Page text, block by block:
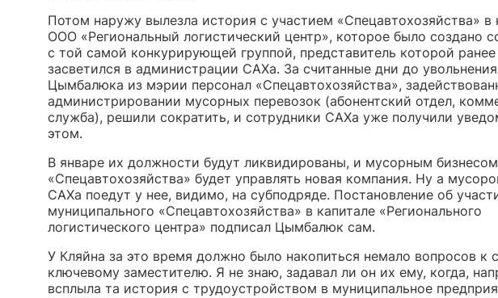
Потом наружу вылезла история с участием «Спецавтохозяйства» в
ООО «Региональный логистический центр», которое было создано
с той самой конкурирующей группой, представитель которой ранее
засветился в администрации САХа. За считанные дни до увольнения
Цымбалюка из мэрии персонал «Спецавтохозяйства»,
администрировании мусорных перевозок (абонентский отдел,
служба), решили сократить, и сотрудники САХа уже получили
этом.
В январе их должности будут ликвидированы, и мусорным бизнесом
«Спецавтохозяйства» будет управлять новая компания. Ну а
САХа поедут у нее, видимо, на субподряде. Постановление об
муниципального «Спецавтохозяйства» в капитале «Регионального
логистического центра» подписал Цымбалюк сам.
У Кляйна за это время должно было накопиться немало вопросов к
ключевому заместителю. Я не знаю, задавал ли он их ему, когда,
всплыла та история с трудоустройством в муниципальное